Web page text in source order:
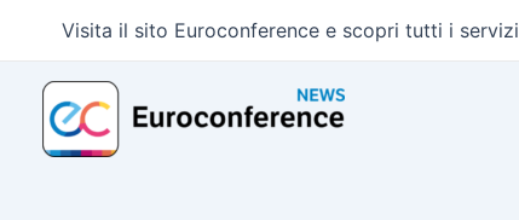
contenuto
Visita il sito Euroconference e scopri tutti i servizi